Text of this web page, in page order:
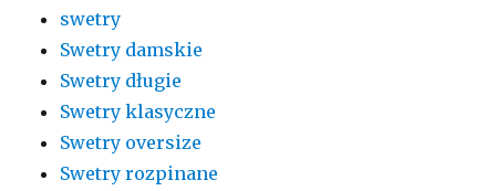
swetry
Swetry damskie
Swetry długie
Swetry klasyczne
Swetry oversize
Swetry rozpinane